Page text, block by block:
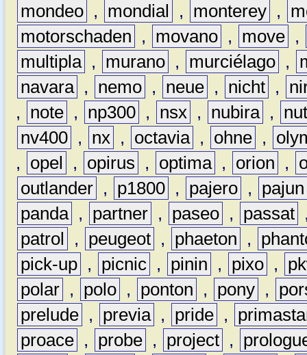
mondeo , mondial , monterey ,
motorschaden
, movano , move ,
multipla , murano , murciélago ,
navara , nemo , neue , nicht ,
,
note , np300 , nsx , nubira ,
nv400 , nx , octavia , ohne ,
,
opel , opirus , optima , orion ,
outlander , p1800 , pajero ,
pajun
panda , partner , paseo , passat
patrol
, peugeot , phaeton ,
pick-up , picnic , pinin , pixo ,
polar , polo , ponton , pony ,
prelude , previa , pride ,
proace , probe , project ,